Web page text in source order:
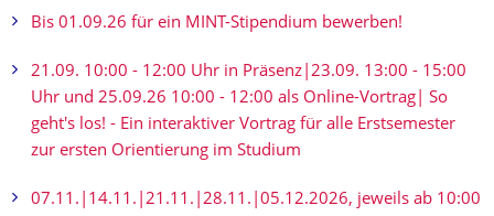
Bis 01.09.26 für ein MINT-Stipendium bewerben!
21.09. 10:00 - 12:00 Uhr in Präsenz|23.09. 13:00 - 15:00
Uhr und 25.09.26 10:00 - 12:00 als Online-Vortrag| So
geht's los! - Ein interaktiver Vortrag für alle Erstsemester
zur ersten Orientierung im Studium
07.11.|14.11.|21.11.|28.11.|05.12.2026, jeweils ab 10:00